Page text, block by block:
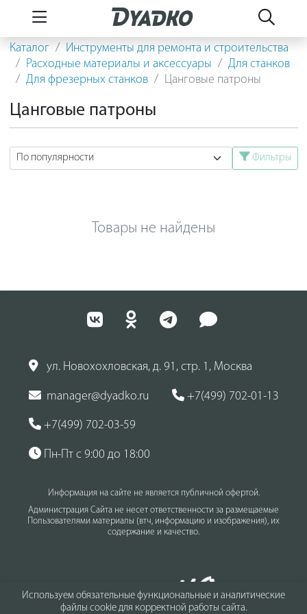
Каталог
Инструменты для ремонта и строительства
Расходные материалы и аксессуары
Для станков
Для фрезерных станков
Цанговые патроны
Цанговые патроны
Фильтры
Товары не найдены
Используем обязательные функциональные и аналитические
файлы cookie для корректной работы сайта.
ул. Новохохловская, д. 91, стр. 1, Москва
manager@dyadko.ru +7(499) 702-01-13
+7(499) 702-03-59
Пн-Пт с 9:00 до 18:00
Информация на сайте не является публичной офертой.
Администрация Сайта не несет ответственности за размещаемые
Пользователями материалы (втч, информацию и изображения), их
содержание и качество.